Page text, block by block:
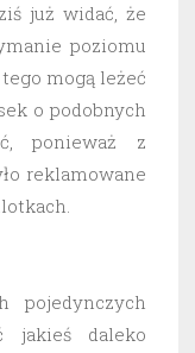
już widać, że
poziomu
mogą leżeć
o podobnych
ponieważ z
reklamowane
jakieś daleko